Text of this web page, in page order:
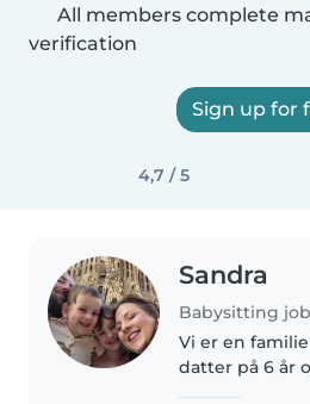
All members complete
verification
Sign up for
4,7 / 5
Sandra
Babysitting
Vi er en
datter på 6 år